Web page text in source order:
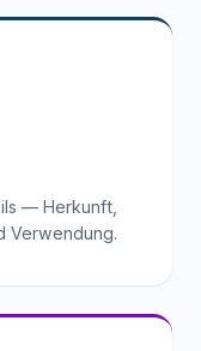
— Herkunft,
Verwendung.